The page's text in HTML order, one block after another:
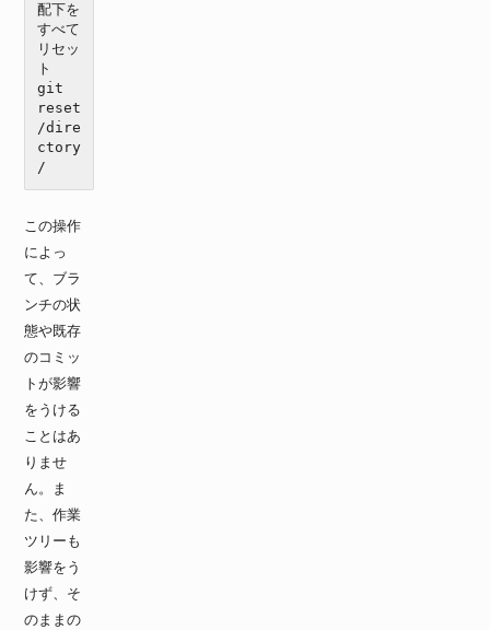
配下を
すべて
リセッ
ト
git
reset
/dire
ctory
/
この操作
によっ
て、ブラ
ンチの状
態や既存
のコミッ
トが影響
をうける
ことはあ
りませ
ん。ま
た、作業
ツリーも
影響をう
けず、そ
のままの